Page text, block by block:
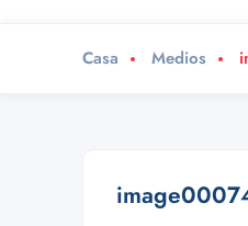
Casa Medios